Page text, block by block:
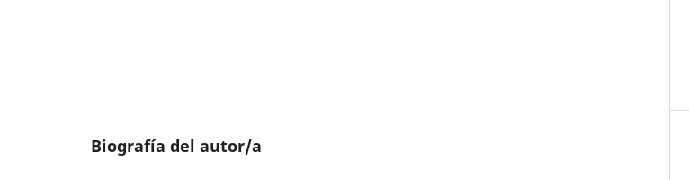
Biografía del autor/a